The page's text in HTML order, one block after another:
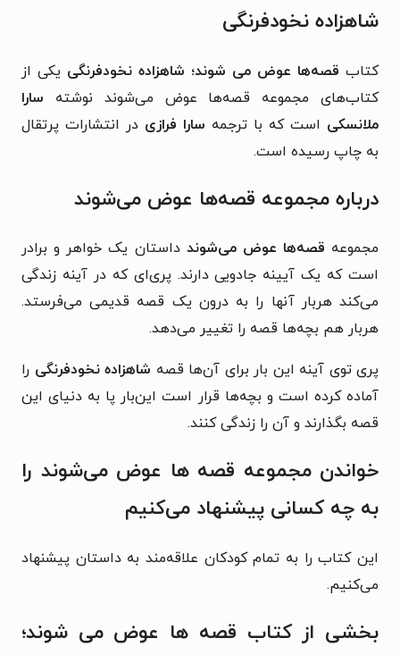
شاهزاده نخودفرنگی
کتاب قصه‌ها عوض می شوند؛ شاهزاده نخودفرنگی یکی از
کتاب‌های مجموعه قصه‌ها عوض می‌شوند نوشته سارا
ملانسکی است که با ترجمه سارا فرازی در انتشارات پرتقال
به چاپ رسیده است.
درباره مجموعه قصه‌ها عوض می‌شوند
مجموعه قصه‌ها عوض می‌شوند داستان یک خواهر و برادر
است که یک آیینه‌ جادویی دارند. پری‌ای که در آینه زندگی
می‌کند هربار آنها را به درون یک قصه قدیمی می‌فرستد.
هربار هم بچه‌ها قصه را تغییر می‌دهد.
پری توی آینه این بار برای آن‌ها قصه‌ شاهزاده نخودفرنگی را
آماده کرده است و بچه‌ها قرار است این‌بار پا به دنیای این
قصه بگذارند و آن را زندگی کنند.
خواندن مجموعه قصه ها عوض می‌شوند را
به چه کسانی پیشنهاد می‌کنیم
این کتاب را به تمام کودکان علاقه‌مند به داستان پیشنهاد
می‌کنیم.
بخشی از کتاب قصه ها عوض می شوند؛